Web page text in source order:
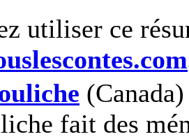
utiliser ce
fait des